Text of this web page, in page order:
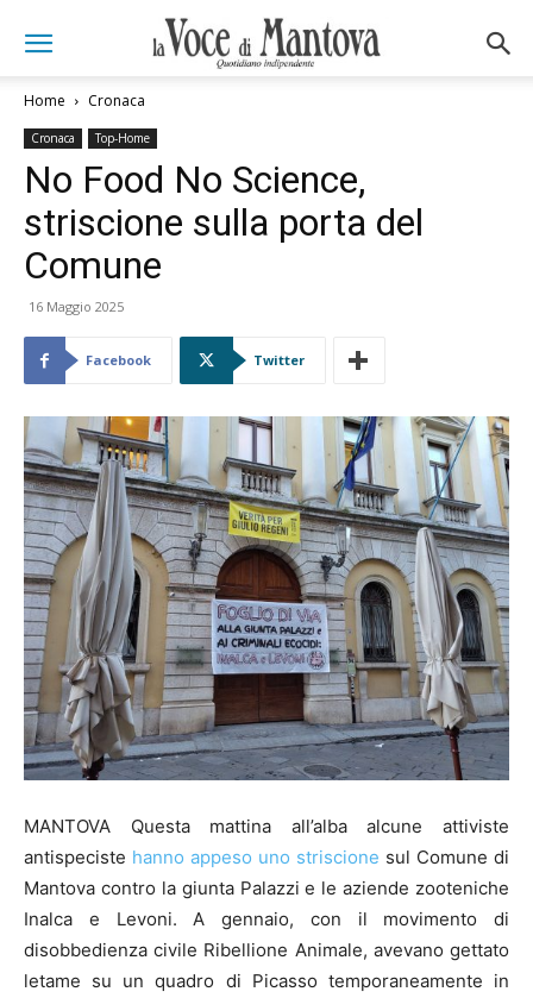
Home Cronaca
Cronaca Top-Home
No Food No Science,
striscione sulla porta del
Comune
16 Maggio 2025
Facebook Twitter
MANTOVA Questa mattina all’alba alcune attiviste
antispeciste hanno appeso uno striscione sul Comune di
Mantova contro la giunta Palazzi e le aziende zooteniche
Inalca e Levoni. A gennaio, con il movimento di
disobbedienza civile Ribellione Animale, avevano gettato
letame su un quadro di Picasso temporaneamente in